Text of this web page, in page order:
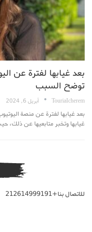
بعد غيابها لفترة عن
توضح السبب
TouriaIcherem أبريل 6, 2024
بعد غيابها لفترة عن منصة
غيابها وتخبر متابعيها عن
للاتصال بنا+212614999191